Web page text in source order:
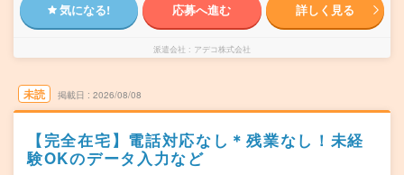
気になる! 応募へ進む 詳しく見る
派遣会社 アデコ株式会社
未読 掲載日 2026/08/08
【完全在宅】電話対応なし＊残業なし！未経
験OKのデータ入力など